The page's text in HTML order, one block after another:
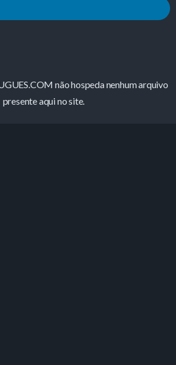
não hospeda nenhum arquivo
presente aqui no site.